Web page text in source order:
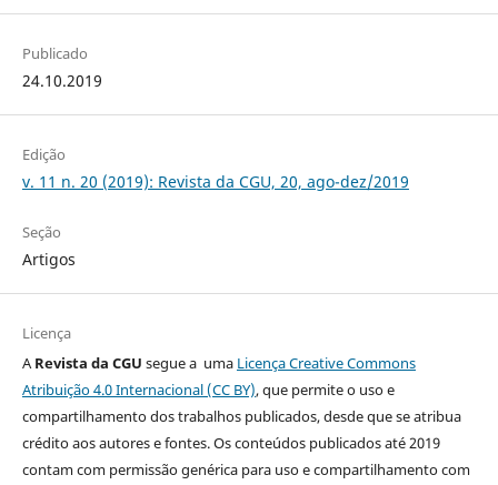
Publicado
24.10.2019
Edição
v. 11 n. 20 (2019): Revista da CGU, 20, ago-dez/2019
Seção
Artigos
Licença
ARevista da CGU segue a uma Licença Creative Commons
Atribuição 4.0 Internacional (CC BY), que permite o uso e
compartilhamento dos trabalhos publicados, desde que se atribua
crédito aos autores e fontes. Os conteúdos publicados até 2019
contam com permissão genérica para uso e compartilhamento com